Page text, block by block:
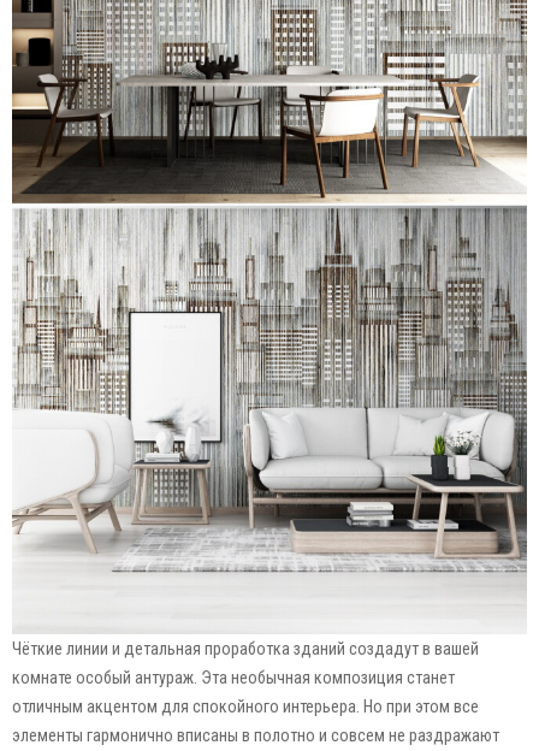
Чёткие линии и детальная проработка зданий создадут в вашей
комнате особый антураж. Эта необычная композиция станет
отличным акцентом для спокойного интерьера. Но при этом все
элементы гармонично вписаны в полотно и совсем не раздражают